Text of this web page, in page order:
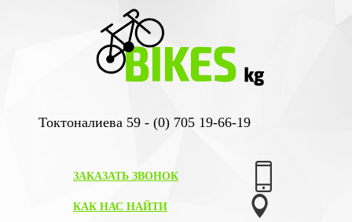
Токтоналиева 59 - (0) 705 19-66-19
ЗАКАЗАТЬ ЗВОНОК
КАК НАС НАЙТИ